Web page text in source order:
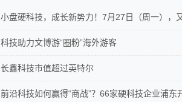
小盘硬科技，成长新势力！7月27日（周一），
科技助力文博游“圈粉”海外游客
长鑫科技市值超过英特尔
前沿科技如何赢得“商战”？66家硬科技企业浦东